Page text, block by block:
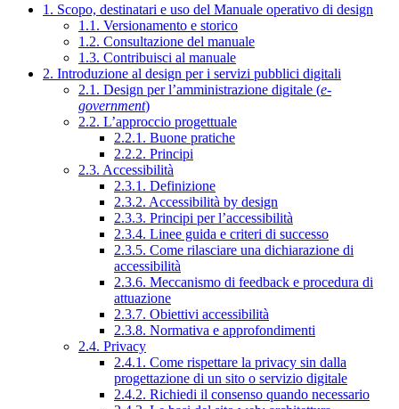
1. Scopo, destinatari e uso del Manuale operativo di design
1.1. Versionamento e storico
1.2. Consultazione del manuale
1.3. Contribuisci al manuale
2. Introduzione al design per i servizi pubblici digitali
2.1. Design per l’amministrazione digitale (e-
government)
2.2. L’approccio progettuale
2.2.1. Buone pratiche
2.2.2. Principi
2.3. Accessibilità
2.3.1. Definizione
2.3.2. Accessibilità by design
2.3.3. Principi per l’accessibilità
2.3.4. Linee guida e criteri di successo
2.3.5. Come rilasciare una dichiarazione di
accessibilità
2.3.6. Meccanismo di feedback e procedura di
attuazione
2.3.7. Obiettivi accessibilità
2.3.8. Normativa e approfondimenti
2.4. Privacy
2.4.1. Come rispettare la privacy sin dalla
progettazione di un sito o servizio digitale
2.4.2. Richiedi il consenso quando necessario